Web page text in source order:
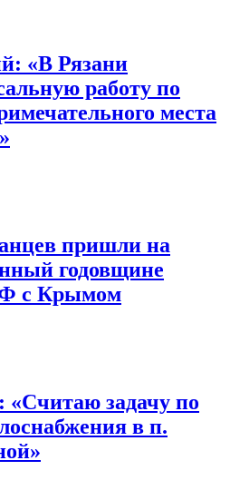
«В Рязани
работу по
места
пришли на
годовщине
с Крымом
задачу по
в п.